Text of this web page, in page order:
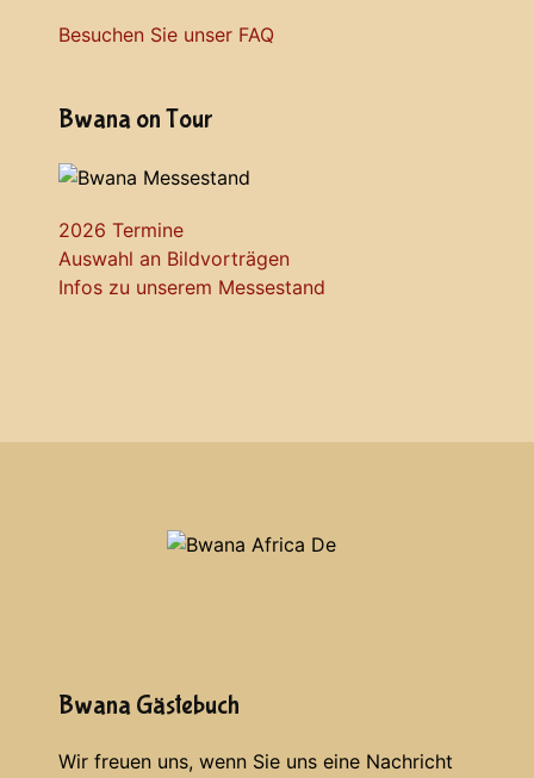
Besuchen Sie unser FAQ
Bwana on Tour
2026 Termine
Auswahl an Bildvorträgen
Infos zu unserem Messestand
Bwana Gästebuch
Wir freuen uns, wenn Sie uns eine Nachricht